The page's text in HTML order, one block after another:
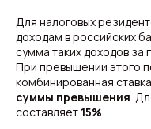
Для налоговых
доходам в российских
сумма таких доходов за
При превышении этого
комбинированная
суммы превышения.
составляет 15%.